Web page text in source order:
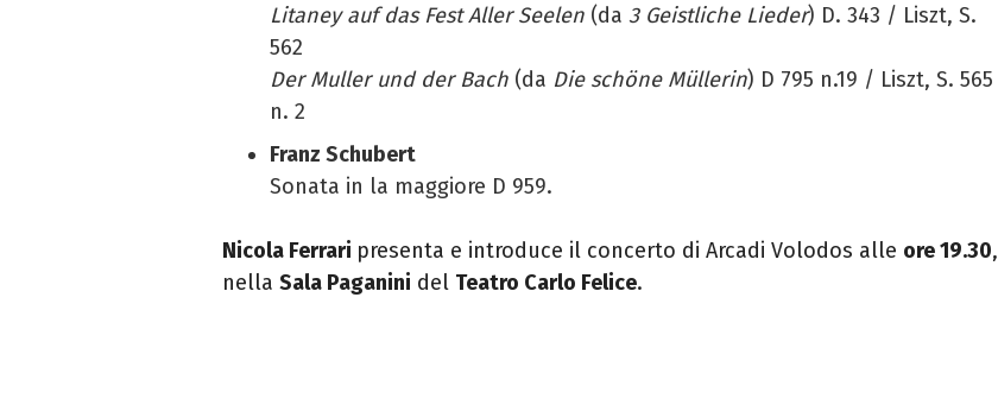
Litaney auf das Fest Aller Seelen (da 3 Geistliche Lieder) D. 343 / Liszt, S.
562
Der Muller und der Bach (da Die schöne Müllerin) D 795 n.19 / Liszt, S. 565
n. 2
Franz Schubert
Sonata in la maggiore D 959.
Nicola Ferrari presenta e introduce il concerto di Arcadi Volodos alle ore19.30,
nella Sala Paganini del Teatro Carlo Felice.